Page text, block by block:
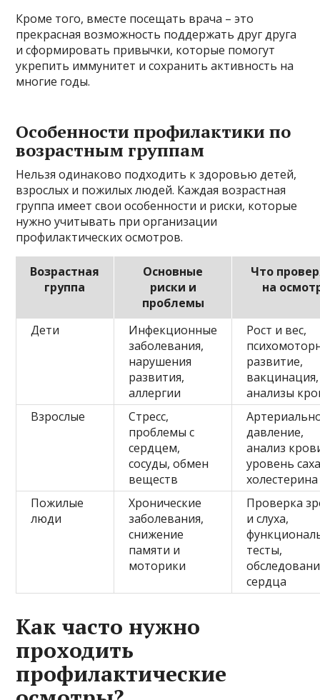
Кроме того, вместе посещать врача – это
прекрасная возможность поддержать друг друга
и сформировать привычки, которые помогут
укрепить иммунитет и сохранить активность на
многие годы.
Особенности профилактики по
возрастным группам
Нельзя одинаково подходить к здоровью детей,
взрослых и пожилых людей. Каждая возрастная
группа имеет свои особенности и риски, которые
нужно учитывать при организации
профилактических осмотров.
Возрастная
группа
Основные
риски и
проблемы
Что
на
Дети
Инфекционные
заболевания,
нарушения
развития,
аллергии
Рост и вес,
развитие,
вакцинация,
анализы
Взрослые
Стресс,
проблемы с
сердцем,
сосуды, обмен
веществ
давление,
анализ
уровень
холестерина
Пожилые
люди
Хронические
заболевания,
снижение
памяти и
моторики
Проверка
и слуха,
тесты,
сердца
Как часто нужно
проходить
профилактические